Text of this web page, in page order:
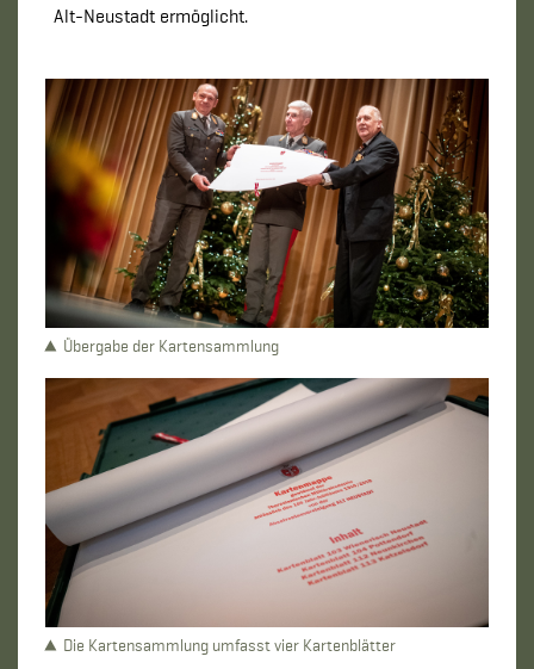
Alt-Neustadt ermöglicht.
Übergabe der Kartensammlung
Die Kartensammlung umfasst vier Kartenblätter